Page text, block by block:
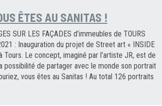
ÊTES AU SANITAS !
SUR LES FAÇADES d’immeubles de TOURS
: Inauguration du projet de Street art « INSIDE
Tours. Le concept, imaginé par l’artiste JR, est de
possibilité de partager avec le monde son portrait
vous êtes au Sanitas ! Au total 126 portraits